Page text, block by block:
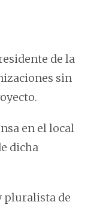
de la
sin
en el local
dicha
pluralista de